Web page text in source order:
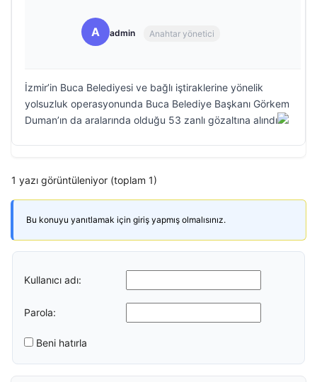
A admin Anahtar yönetici
İzmir’in Buca Belediyesi ve bağlı iştiraklerine yönelik
yolsuzluk operasyonunda Buca Belediye Başkanı Görkem
Duman’ın da aralarında olduğu 53 zanlı gözaltına alındı
1 yazı görüntüleniyor (toplam 1)
Bu konuyu yanıtlamak için giriş yapmış olmalısınız.
Kullanıcı adı:
Parola:
Beni hatırla